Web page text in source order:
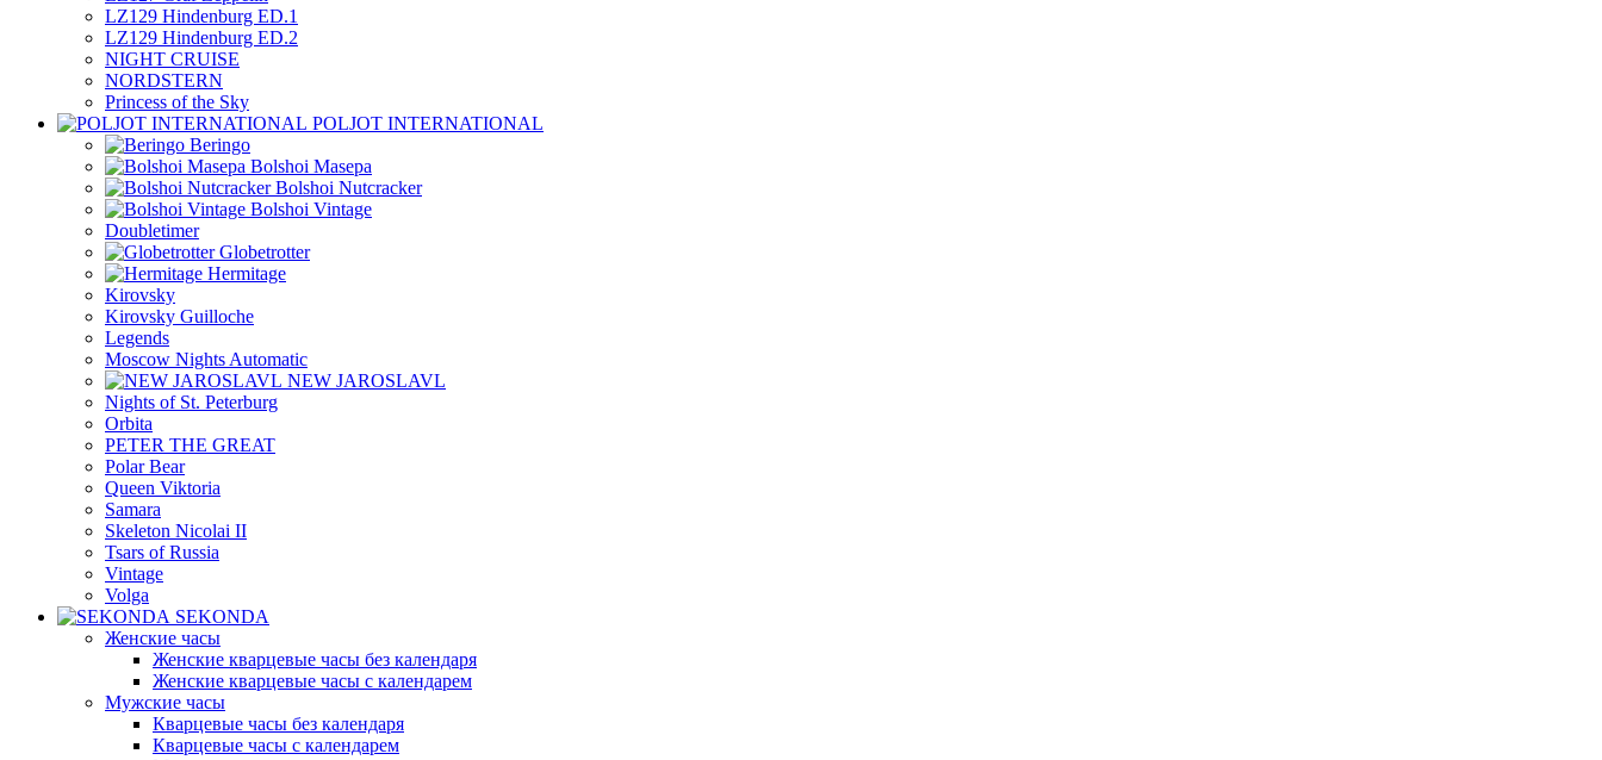
LZ129 Hindenburg ED.1
LZ129 Hindenburg ED.2
NIGHT CRUISE
NORDSTERN
Princess of the Sky
POLJOT INTERNATIONAL
Beringo
Bolshoi Masepa
Bolshoi Nutcracker
Bolshoi Vintage
Doubletimer
Globetrotter
Hermitage
Kirovsky
Kirovsky Guilloche
Legends
Moscow Nights Automatic
NEW JAROSLAVL
Nights of St. Peterburg
Orbita
PETER THE GREAT
Polar Bear
Queen Viktoria
Samara
Skeleton Nicolai II
Tsars of Russia
Vintage
Volga
SEKONDA
Женские часы
Женские кварцевые часы без календаря
Женские кварцевые часы с календарем
Мужские часы
Кварцевые часы без календаря
Кварцевые часы с календарем